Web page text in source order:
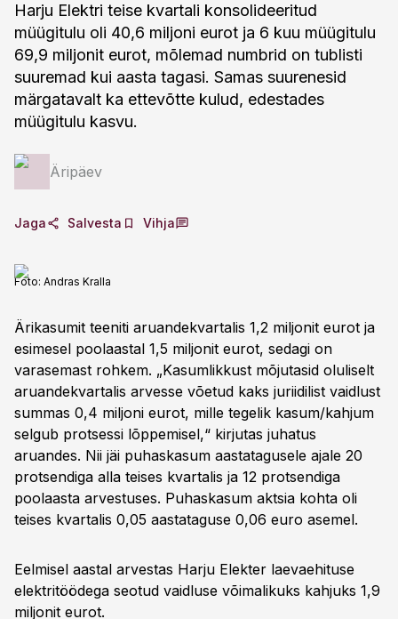
Harju Elektri teise kvartali konsolideeritud
müügitulu oli 40,6 miljoni eurot ja 6 kuu müügitulu
69,9 miljonit eurot, mõlemad numbrid on tublisti
suuremad kui aasta tagasi. Samas suurenesid
märgatavalt ka ettevõtte kulud, edestades
müügitulu kasvu.
Äripäev
Jaga Salvesta Vihja
Foto: Andras Kralla
Ärikasumit teeniti aruandekvartalis 1,2 miljonit eurot ja
esimesel poolaastal 1,5 miljonit eurot, sedagi on
varasemast rohkem. „Kasumlikkust mõjutasid oluliselt
aruandekvartalis arvesse võetud kaks juriidilist vaidlust
summas 0,4 miljoni eurot, mille tegelik kasum/kahjum
selgub protsessi lõppemisel,“ kirjutas juhatus
aruandes. Nii jäi puhaskasum aastatagusele ajale 20
protsendiga alla teises kvartalis ja 12 protsendiga
poolaasta arvestuses. Puhaskasum aktsia kohta oli
teises kvartalis 0,05 aastataguse 0,06 euro asemel.
Eelmisel aastal arvestas Harju Elekter laevaehituse
elektritöödega seotud vaidluse võimalikuks kahjuks 1,9
miljonit eurot.